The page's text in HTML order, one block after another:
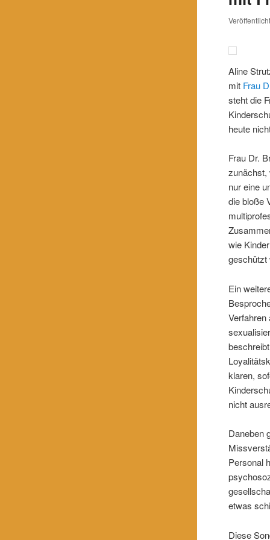
Aline
mit Frau
steht die
heute
Frau Dr.
zunächst,
nur eine
die bloße
wie
geschützt
Ein
Verfahren
klaren,
nicht
Daneben
Personal
etwas
Diese